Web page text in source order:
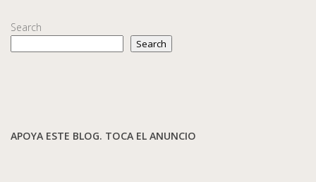
Search
Search
APOYA ESTE BLOG. TOCA EL ANUNCIO